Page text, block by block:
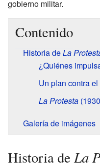
gobierno militar.
Contenido
Historia deLa
¿Quiénes
Un plan contra
La Protesta
Galería de imágenes
Historia deLa